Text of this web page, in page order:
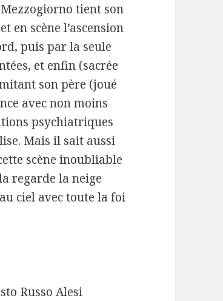
tient son
en scène l’ascension
puis par la seule
et enfin (sacrée
son père (joué
avec non moins
psychiatriques
Mais il sait aussi
scène inoubliable
regarde la neige
ciel avec toute la foi
Russo Alesi